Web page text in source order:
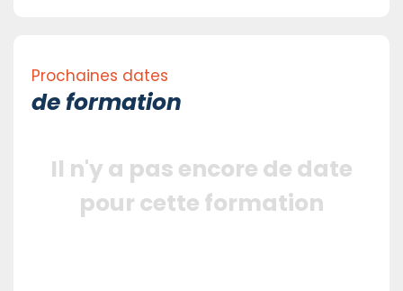
Prochaines dates
de formation
Il n'y a pas encore de date
pour cette formation